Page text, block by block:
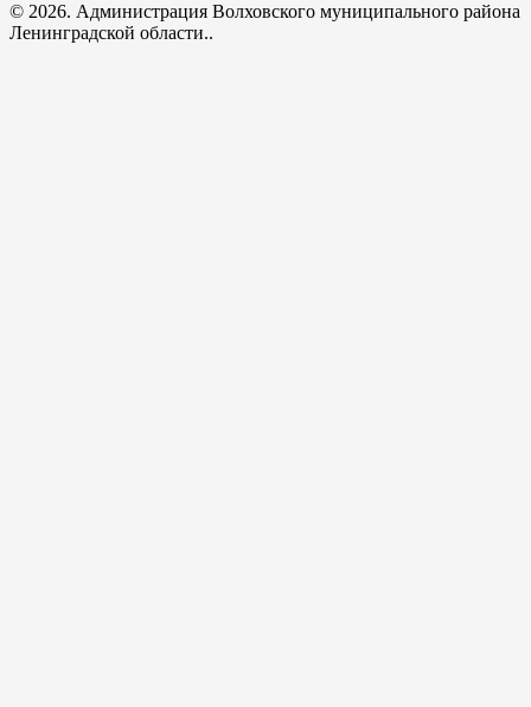
© 2026. Администрация Волховского муниципального района
Ленинградской области..